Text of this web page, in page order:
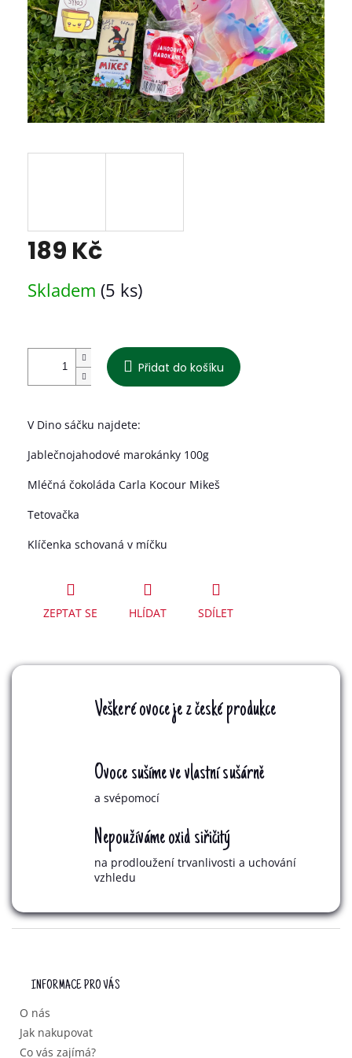
189 Kč
cena:
Skladem (5 ks)
Přidat do košíku
V Dino sáčku najdete:
Jablečnojahodové marokánky 100g
Mléčná čokoláda Carla Kocour Mikeš
Tetovačka
Klíčenka schovaná v míčku
ZEPTAT SE HLÍDAT SDÍLET
Veškeré ovoce je z české produkce
Ovoce sušíme ve vlastní sušárně
a svépomocí
Nepoužíváme oxid siřičitý
na prodloužení trvanlivosti a uchování
vzhledu
INFORMACE PRO VÁS
O nás
Jak nakupovat
Co vás zajímá?